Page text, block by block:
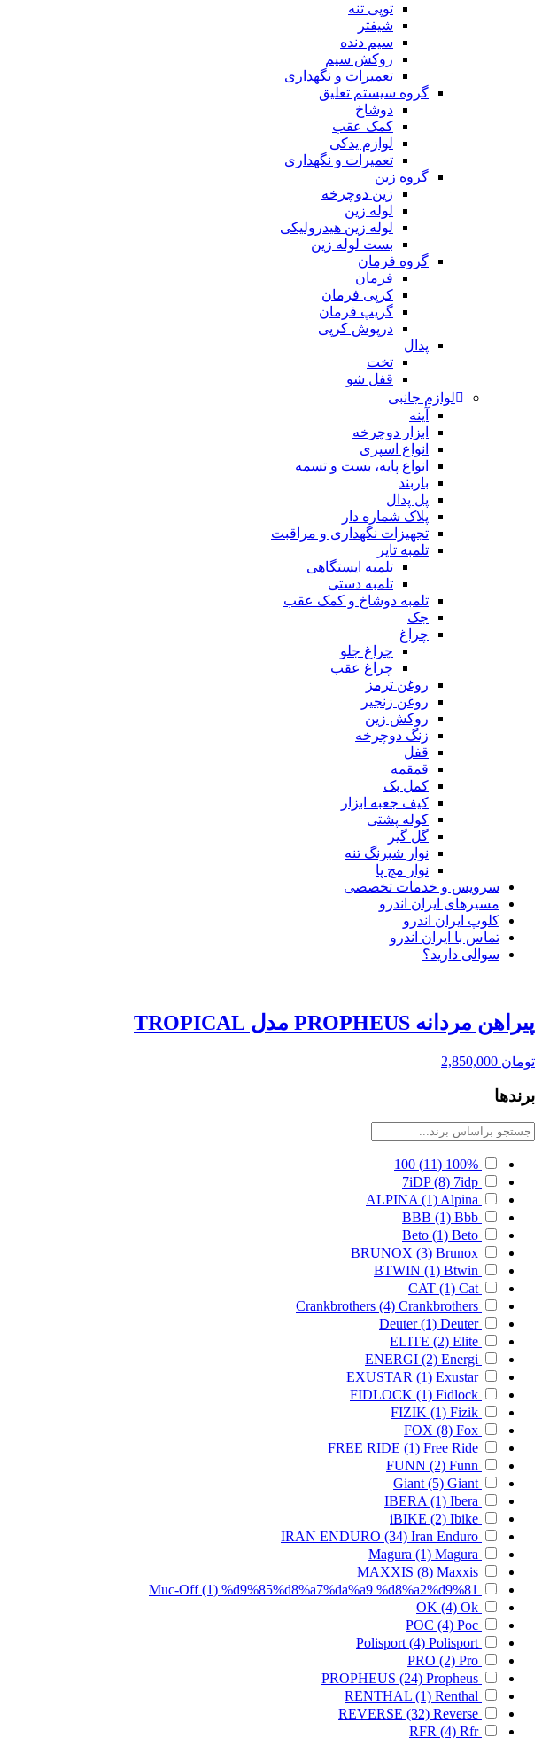
توپی تنه
شیفتر
سیم دنده
روکش سیم
تعمیرات و نگهداری
گروه سیستم تعلیق
دوشاخ
کمک عقب
لوازم یدکی
تعمیرات و نگهداری
گروه زین
زین دوچرخه
لوله زین
لوله زین هیدرولیکی
بست لوله زین
گروه فرمان
فرمان
کرپی فرمان
گریپ فرمان
درپوش کرپی
پدال
تخت
قفل شو
لوازم جانبی
آینه
ابزار دوچرخه
انواع اسپری
انواع پایه، بست و تسمه
باربند
پل پدال
پلاک شماره دار
تجهیزات نگهداری و مراقبت
تلمبه تایر
تلمبه ایستگاهی
تلمبه دستی
تلمبه دوشاخ و کمک عقب
جک
چراغ
چراغ جلو
چراغ عقب
روغن ترمز
روغن زنجیر
روکش زین
زنگ دوچرخه
قفل
قمقمه
کمل بک
کیف جعبه ابزار
کوله پشتی
گل گیر
نوار شبرنگ تنه
نوار مچ پا
سرویس و خدمات تخصصی
مسیرهای ایران اندرو
کلوپ ایران اندرو
تماس با ایران اندرو
سوالی دارید؟
پیراهن مردانه PROPHEUS مدل TROPICAL
تومان
برندها
100%
(11)
100
7iDP (8) 7idp
ALPINA (1) Alpina
BBB (1) Bbb
Beto (1) Beto
BRUNOX (3) Brunox
BTWIN (1) Btwin
CAT (1) Cat
Crankbrothers (4) Crankbrothers
Deuter (1) Deuter
ELITE (2) Elite
ENERGI (2) Energi
EXUSTAR (1) Exustar
FIDLOCK (1) Fidlock
FIZIK (1) Fizik
FOX (8) Fox
FREE RIDE (1) Free Ride
FUNN (2) Funn
Giant (5) Giant
IBERA (1) Ibera
iBIKE (2) Ibike
IRAN ENDURO (34) Iran Enduro
Magura (1) Magura
MAXXIS (8) Maxxis
Muc-Off (1) %d9%85%d8%a7%da%a9 %d8%a2%d9%81
OK (4) Ok
POC (4) Poc
Polisport (4) Polisport
PRO (2) Pro
PROPHEUS (24) Propheus
RENTHAL (1) Renthal
REVERSE (32) Reverse
RFR (4) Rfr